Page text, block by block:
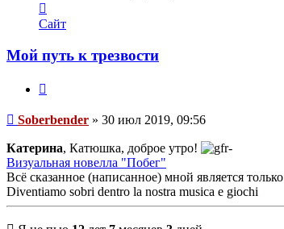
информация
пользователя
Сайт
Мой путь к трезвости
Сообщение
Soberbender » 30 июл 2019, 09:56
Катерина, Катюшка, доброе утро!
Визуальная новелла "Побег"
Всё сказанное (написанное) мной является только
Diventiamo sobri dentro la nostra musica e giochi